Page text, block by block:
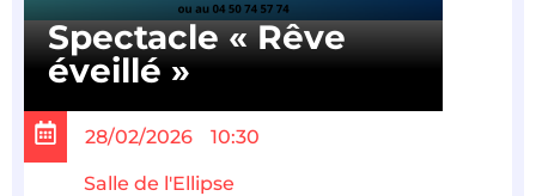
Spectacle « Rêve
éveillé »
28/02/2026 10:30
Salle de l'Ellipse